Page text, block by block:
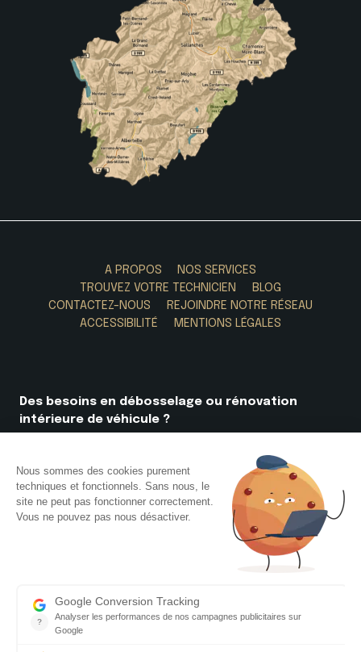
A PROPOS
NOS SERVICES
TROUVEZ VOTRE TECHNICIEN
BLOG
CONTACTEZ-NOUS
REJOINDRE NOTRE RÉSEAU
ACCESSIBILITÉ
MENTIONS LÉGALES
Des besoins en débosselage ou rénovation
intérieure de véhicule ?
Ou appelez-nous au02 51 68 18 58